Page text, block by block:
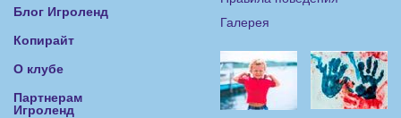
Блог Игроленд
Копирайт
О клубе
Партнерам
Игроленд
Галерея